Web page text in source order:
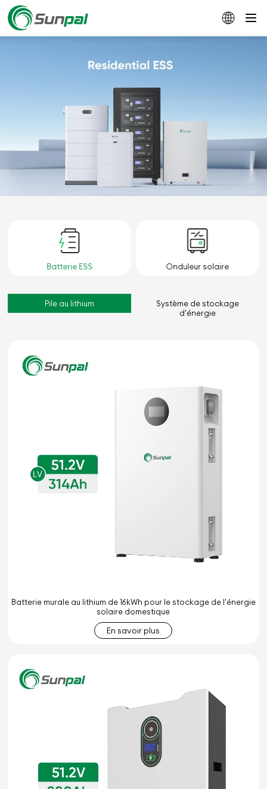
Batterie ESS Onduleur solaire
Pile au lithium
Système de stockage
d'énergie
Batterie murale au lithium de 16kWh pour le stockage de l'énergie
solaire domestique
En savoir plus